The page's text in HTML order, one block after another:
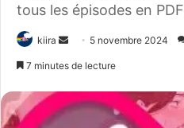
tous les épisodes en PDF
kiira 5 novembre 2024
7 minutes de lecture